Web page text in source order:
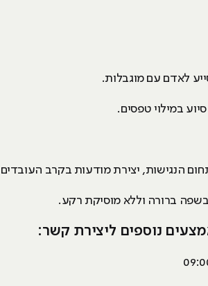
לאדם עם מוגבלות.
במילוי טפסים.
הנגישות, יצירת מודעות בקרב העובדים
ברורה וללא מוסיקת רקע.
נוספים ליצירת קשר: